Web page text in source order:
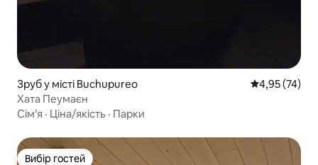
Зруб у місті Buchupureo Середня
4,95 (74)
Хата Пеумаєн
Сім’я · Ціна/якість · Парки
Вибір гостей